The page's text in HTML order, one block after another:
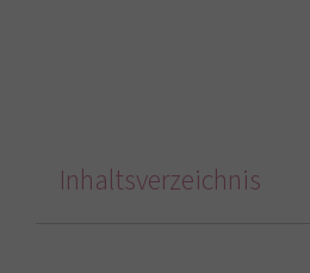
Inhaltsverzeichnis